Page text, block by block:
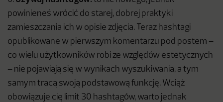
powinieneś wrócić do starej, dobrej praktyki
zamieszczania ich w opisie zdjęcia. Teraz hashtagi
opublikowane w pierwszym komentarzu pod postem –
co wielu użytkowników robi ze względów estetycznych
– nie pojawiają się w wynikach wyszukiwania, a tym
samym tracą swoją podstawową funkcję. Wciąż
obowiązuje cię limit 30 hashtagów, warto jednak